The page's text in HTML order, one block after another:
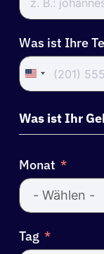
Was ist Ihre
United
States
+1
Was ist Ihr
Monat
Tag